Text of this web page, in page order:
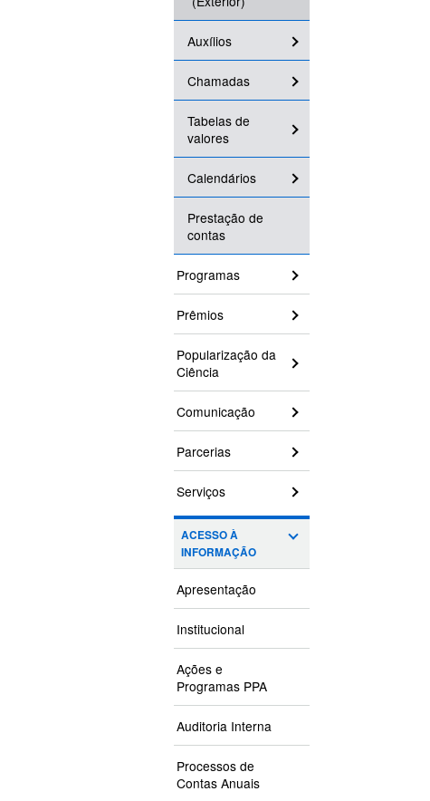
Auxílios
Chamadas
Tabelas de
valores
Calendários
Prestação de
contas
Programas
Prêmios
Popularização da
Ciência
Comunicação
Parcerias
Serviços
ACESSO À
INFORMAÇÃO
Apresentação
Institucional
Ações e
Programas PPA
Auditoria Interna
Processos de
Contas Anuais